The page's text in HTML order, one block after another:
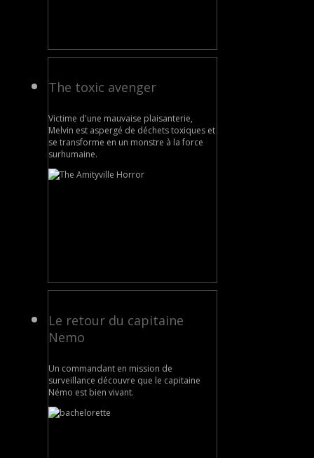
The toxic avenger
Victime d'une mauvaise plaisanterie,
Melvin est aspergé de déchets toxiques et
se transforme en un monstre à la force
surhumaine.
Le retour du capitaine
Nemo
Un commandant en mission de
surveillance découvre que le capitaine
Némo est bien vivant.